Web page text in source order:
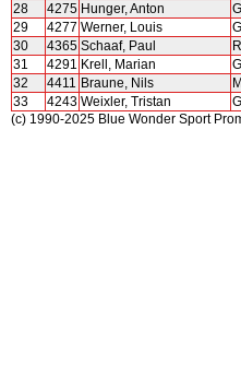
28
4275 Hunger, Anton
29
4277 Werner, Louis
30
4365 Schaaf, Paul
31
4291 Krell, Marian
32
4411 Braune, Nils
33
4243 Weixler, Tristan
(c) 1990-2025 Blue Wonder Sport